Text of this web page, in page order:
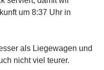
um 8:37 Uhr in
als Liegewagen und
nicht viel teurer.